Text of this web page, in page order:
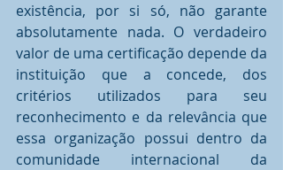
existência, por si só, não garante
absolutamente nada. O verdadeiro
valor de uma certificação depende da
instituição que a concede, dos
critérios utilizados para seu
reconhecimento e da relevância que
essa organização possui dentro da
comunidade internacional da